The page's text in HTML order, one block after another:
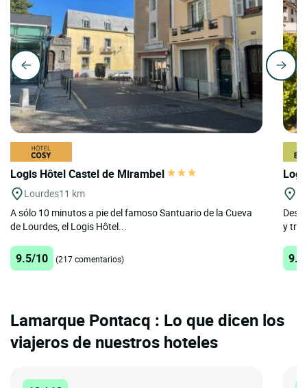
Logis Hôtel Castel de Mirambel
Lourdes11 km
A sólo 10 minutos a pie del famoso Santuario de la Cueva
de Lourdes, el Logis Hôtel...
9.5/10 (217 comentarios)
y
Lamarque Pontacq : Lo que dicen los
viajeros de nuestros hoteles